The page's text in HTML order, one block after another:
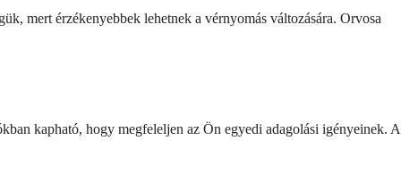
mert érzékenyebbek lehetnek a vérnyomás változására. Orvosa
kapható, hogy megfeleljen az Ön egyedi adagolási igényeinek. A